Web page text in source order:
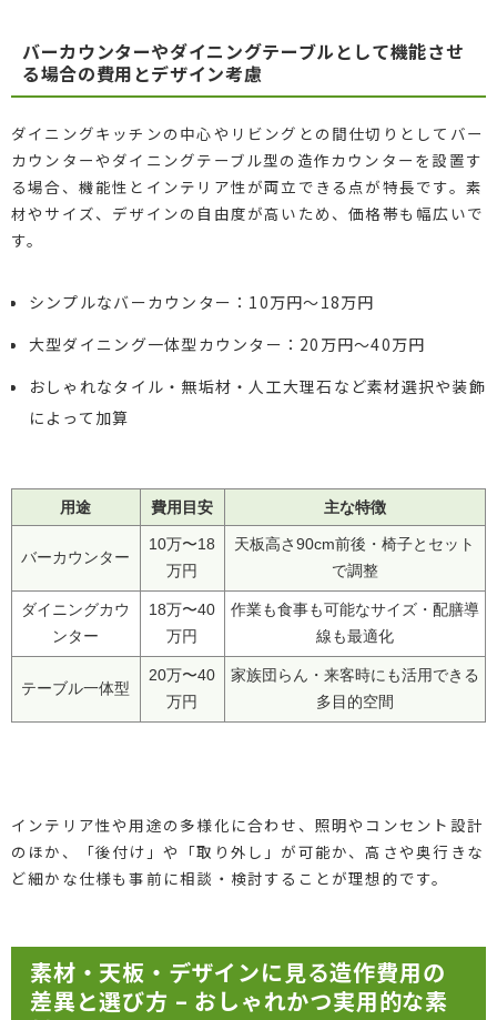
バーカウンターやダイニングテーブルとして機能させ
る場合の費用とデザイン考慮
ダイニングキッチンの中心やリビングとの間仕切りとしてバー
カウンターやダイニングテーブル型の造作カウンターを設置す
る場合、機能性とインテリア性が両立できる点が特長です。素
材やサイズ、デザインの自由度が高いため、価格帯も幅広いで
す。
シンプルなバーカウンター：10万円〜18万円
大型ダイニング一体型カウンター：20万円〜40万円
おしゃれなタイル・無垢材・人工大理石など素材選択や装飾
によって加算
用途 費用目安 主な特徴
バーカウンター
10万〜18
万円
天板高さ90cm前後・椅子とセット
で調整
ダイニングカウ
ンター
18万〜40
万円
作業も食事も可能なサイズ・配膳導
線も最適化
テーブル一体型
20万〜40
万円
家族団らん・来客時にも活用できる
多目的空間
インテリア性や用途の多様化に合わせ、照明やコンセント設計
のほか、「後付け」や「取り外し」が可能か、高さや奥行きな
ど細かな仕様も事前に相談・検討することが理想的です。
素材・天板・デザインに見る造作費用の
差異と選び方 – おしゃれかつ実用的な素